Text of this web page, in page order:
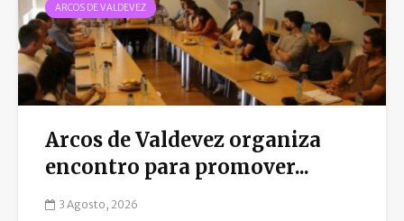
ARCOS DE VALDEVEZ
Arcos de Valdevez organiza
encontro para promover...
3 Agosto, 2026